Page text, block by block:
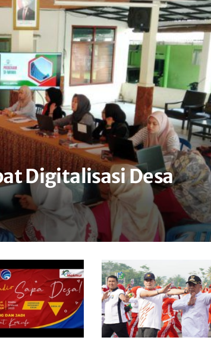
Digitalisasi Desa